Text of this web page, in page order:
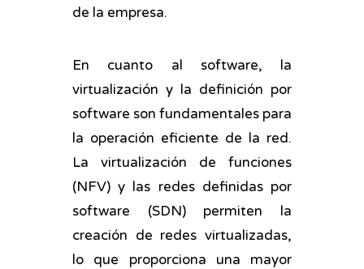
de la empresa.
En cuanto al software, la
virtualización y la definición por
software son fundamentales para
la operación eficiente de la red.
La virtualización de funciones
(NFV) y las redes definidas por
software (SDN) permiten la
creación de redes virtualizadas,
lo que proporciona una mayor